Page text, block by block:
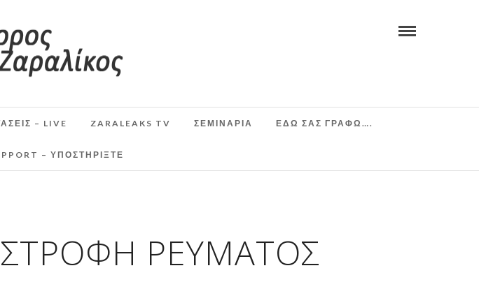
– LIVE ZARALEAKS TV ΣΕΜΙΝΆΡΙΑ ΕΔΩ ΣΑΣ ΓΡΑΦΩ….
– ΥΠΟΣΤΗΡΊΞΤΕ
ΡΕΎΜΑΤΟΣ